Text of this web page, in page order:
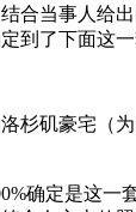
合当事人给
到了下面这一
矶豪宅（为
确定是这一